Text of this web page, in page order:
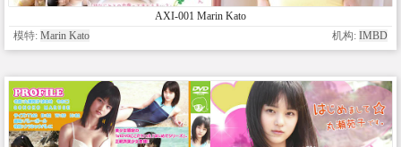
AXI-001 Marin Kato
模特: Marin Kato 机构: IMBD